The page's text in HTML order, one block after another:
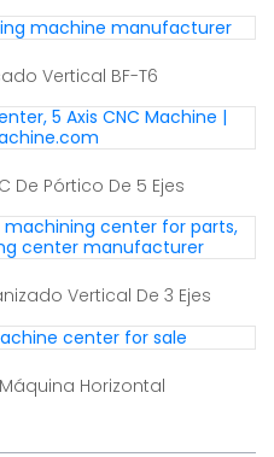
Vertical BF-T6
De Pórtico De 5 Ejes
Vertical De 3 Ejes
Horizontal